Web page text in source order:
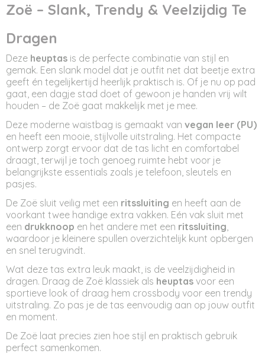
25 x 2 x 15 cm
Zoë – Slank, Trendy & Veelzijdig Te
Dragen
Deze heuptas is de perfecte combinatie van stijl en
gemak. Een slank model dat je outfit net dat beetje extra
geeft én tegelijkertijd heerlijk praktisch is. Of je nu op pad
gaat, een dagje stad doet of gewoon je handen vrij wilt
houden – de Zoë gaat makkelijk met je mee.
Deze moderne waistbag is gemaakt van vegan leer (PU)
en heeft een mooie, stijlvolle uitstraling. Het compacte
ontwerp zorgt ervoor dat de tas licht en comfortabel
draagt, terwijl je toch genoeg ruimte hebt voor je
belangrijkste essentials zoals je telefoon, sleutels en
pasjes.
De Zoë sluit veilig met een ritssluiting en heeft aan de
voorkant twee handige extra vakken. Eén vak sluit met
een drukknoop en het andere met een ritssluiting,
waardoor je kleinere spullen overzichtelijk kunt opbergen
en snel terugvindt.
Wat deze tas extra leuk maakt, is de veelzijdigheid in
dragen. Draag de Zoë klassiek als heuptas voor een
sportieve look of draag hem crossbody voor een trendy
uitstraling. Zo pas je de tas eenvoudig aan op jouw outfit
en moment.
De Zoë laat precies zien hoe stijl en praktisch gebruik
perfect samenkomen.